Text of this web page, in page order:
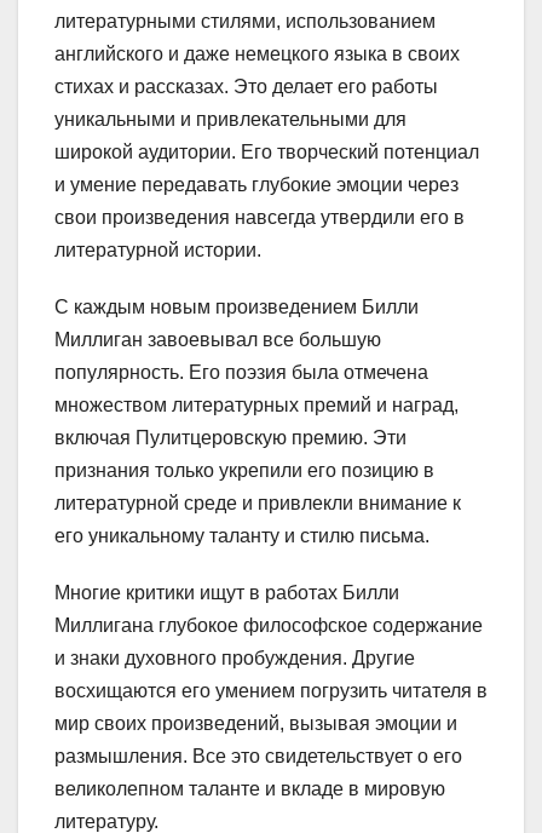
литературными стилями, использованием
английского и даже немецкого языка в своих
стихах и рассказах. Это делает его работы
уникальными и привлекательными для
широкой аудитории. Его творческий потенциал
и умение передавать глубокие эмоции через
свои произведения навсегда утвердили его в
литературной истории.
С каждым новым произведением Билли
Миллиган завоевывал все большую
популярность. Его поэзия была отмечена
множеством литературных премий и наград,
включая Пулитцеровскую премию. Эти
признания только укрепили его позицию в
литературной среде и привлекли внимание к
его уникальному таланту и стилю письма.
Многие критики ищут в работах Билли
Миллигана глубокое философское содержание
и знаки духовного пробуждения. Другие
восхищаются его умением погрузить читателя в
мир своих произведений, вызывая эмоции и
размышления. Все это свидетельствует о его
великолепном таланте и вкладе в мировую
литературу.